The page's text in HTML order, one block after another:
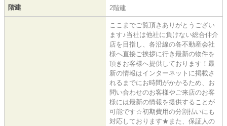
階建 2階建
ここまでご覧頂きありがとうござい
ます♪当社は他社に負けない総合仲介
店を目指し、各沿線の各不動産会社
様へ直接ご挨拶に行き最新の物件を
頂きお客様へ提供しております！最
新の情報はインターネットに掲載さ
れるまでにお時間がかかるため、お
問い合わせのお客様やご来店のお客
様には最新の情報を提供することが
可能です☆初期費用の分割払いにも
対応しております★また、保証人の